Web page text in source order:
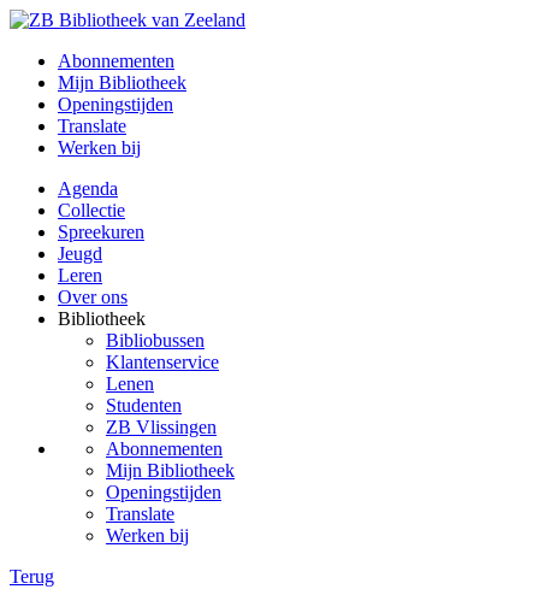
Abonnementen
Mijn Bibliotheek
Openingstijden
Translate
Werken bij
Agenda
Collectie
Spreekuren
Jeugd
Leren
Over ons
Bibliotheek
Bibliobussen
Klantenservice
Lenen
Studenten
ZB Vlissingen
Abonnementen
Mijn Bibliotheek
Openingstijden
Translate
Werken bij
Terug